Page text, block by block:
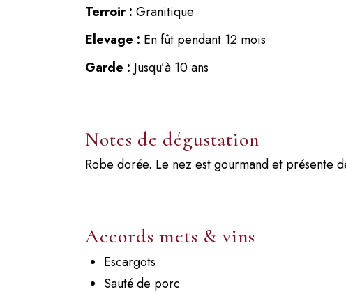
Terroir : Granitique
Elevage : En fût pendant 12 mois
Garde : Jusqu’à 10 ans
Notes de dégustation
Robe dorée. Le nez est gourmand et présente
Accords mets & vins
Escargots
Sauté de porc